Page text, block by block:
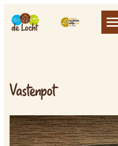
Vastenpot